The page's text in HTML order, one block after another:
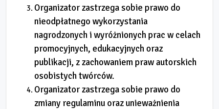
Organizator zastrzega sobie prawo do
nieodpłatnego wykorzystania
nagrodzonych i wyróżnionych prac w celach
promocyjnych, edukacyjnych oraz
publikacji, z zachowaniem praw autorskich
osobistych twórców.
Organizator zastrzega sobie prawo do
zmiany regulaminu oraz unieważnienia